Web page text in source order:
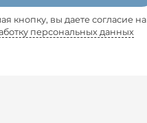
кнопку, вы даете согласие на
персональных данных